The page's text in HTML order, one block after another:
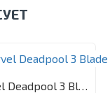
Фигурка Funko POP! Bobble Marvel Deadpool 3 Blade